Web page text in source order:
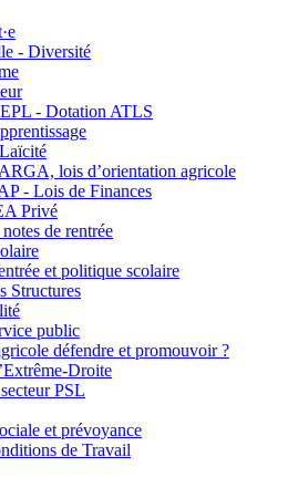
- Diversité
- Dotation ATLS
lois d’orientation agricole
- Lois de Finances
Privé
de rentrée
et politique scolaire
Structures
public
défendre et promouvoir ?
Droite
PSL
et prévoyance
de Travail